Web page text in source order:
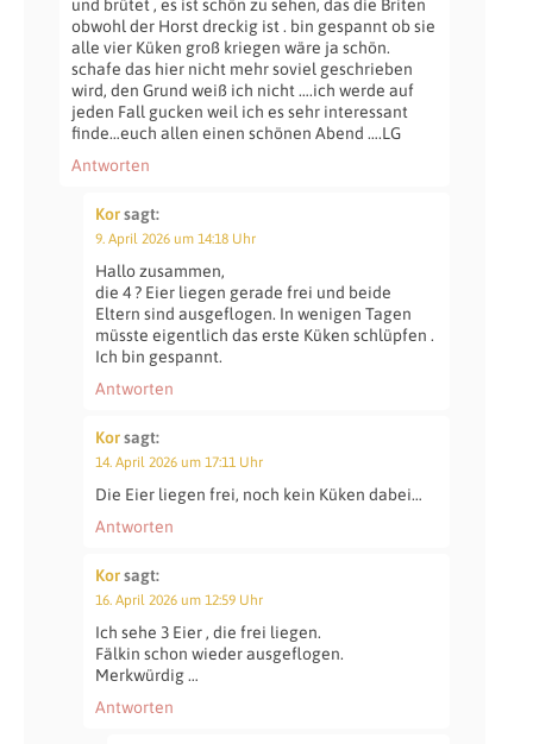
und brütet , es ist schön zu sehen, das die Briten
obwohl der Horst dreckig ist . bin gespannt ob sie
alle vier Küken groß kriegen wäre ja schön.
schafe das hier nicht mehr soviel geschrieben
wird, den Grund weiß ich nicht ….ich werde auf
jeden Fall gucken weil ich es sehr interessant
finde…euch allen einen schönen Abend ….LG
Antworten
Korsagt:
9. April 2026 um 14:18 Uhr
Hallo zusammen,
die 4 ? Eier liegen gerade frei und beide
Eltern sind ausgeflogen. In wenigen Tagen
müsste eigentlich das erste Küken schlüpfen .
Ich bin gespannt.
Antworten
Korsagt:
14. April 2026 um 17:11 Uhr
Die Eier liegen frei, noch kein Küken dabei…
Antworten
Korsagt:
16. April 2026 um 12:59 Uhr
Ich sehe 3 Eier , die frei liegen.
Fälkin schon wieder ausgeflogen.
Merkwürdig …
Antworten